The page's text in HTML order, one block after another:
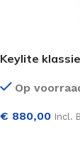
Keylite
Op
€ 880,00 Incl.